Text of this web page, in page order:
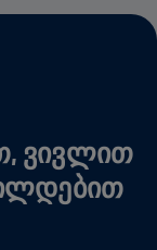
ᲕᲘᲕᲚᲘᲗ